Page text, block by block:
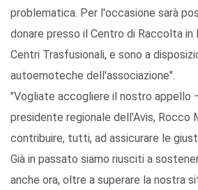
problematica. Per l'occasione sarà
donare presso il Centro di Raccolta in
Centri Trasfusionali, e sono a
autoemoteche dell'associazione".
"Vogliate accogliere il nostro appello
presidente regionale dell'Avis, Rocco
contribuire, tutti, ad assicurare le
Già in passato siamo riusciti a
anche ora, oltre a superare la nostra